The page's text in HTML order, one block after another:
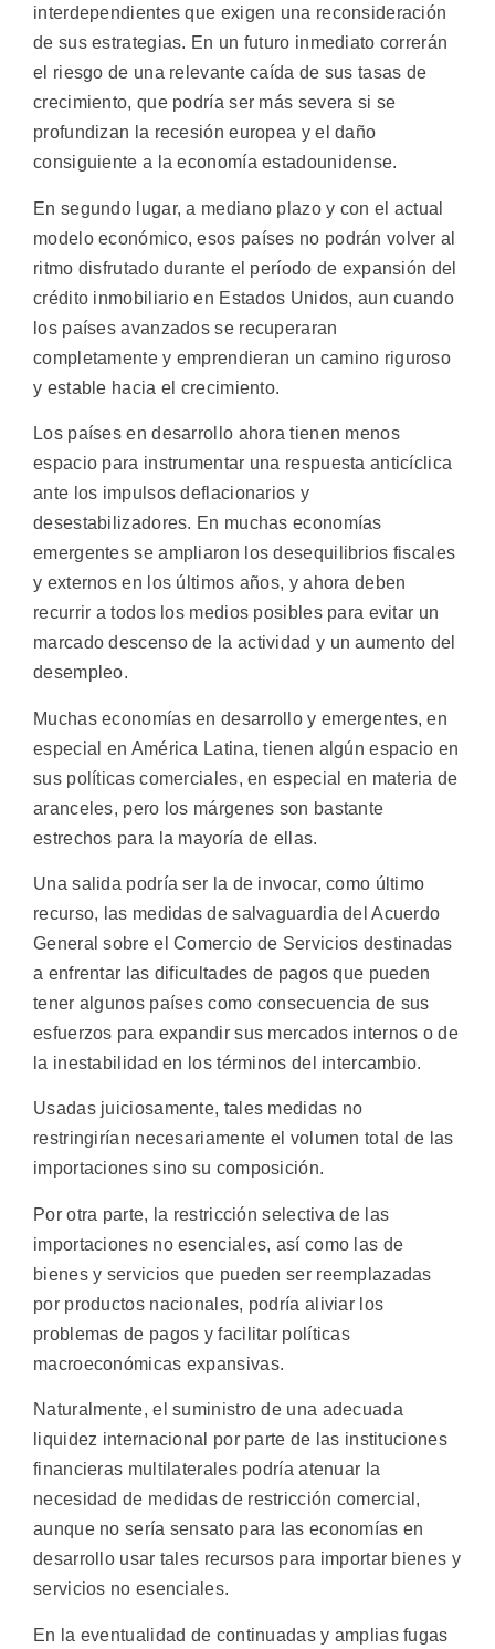
interdependientes que exigen una reconsideración
de sus estrategias. En un futuro inmediato correrán
el riesgo de una relevante caída de sus tasas de
crecimiento, que podría ser más severa si se
profundizan la recesión europea y el daño
consiguiente a la economía estadounidense.
En segundo lugar, a mediano plazo y con el actual
modelo económico, esos países no podrán volver al
ritmo disfrutado durante el período de expansión del
crédito inmobiliario en Estados Unidos, aun cuando
los países avanzados se recuperaran
completamente y emprendieran un camino riguroso
y estable hacia el crecimiento.
Los países en desarrollo ahora tienen menos
espacio para instrumentar una respuesta anticíclica
ante los impulsos deflacionarios y
desestabilizadores. En muchas economías
emergentes se ampliaron los desequilibrios fiscales
y externos en los últimos años, y ahora deben
recurrir a todos los medios posibles para evitar un
marcado descenso de la actividad y un aumento del
desempleo.
Muchas economías en desarrollo y emergentes, en
especial en América Latina, tienen algún espacio en
sus políticas comerciales, en especial en materia de
aranceles, pero los márgenes son bastante
estrechos para la mayoría de ellas.
Una salida podría ser la de invocar, como último
recurso, las medidas de salvaguardia del Acuerdo
General sobre el Comercio de Servicios destinadas
a enfrentar las dificultades de pagos que pueden
tener algunos países como consecuencia de sus
esfuerzos para expandir sus mercados internos o de
la inestabilidad en los términos del intercambio.
Usadas juiciosamente, tales medidas no
restringirían necesariamente el volumen total de las
importaciones sino su composición.
Por otra parte, la restricción selectiva de las
importaciones no esenciales, así como las de
bienes y servicios que pueden ser reemplazadas
por productos nacionales, podría aliviar los
problemas de pagos y facilitar políticas
macroeconómicas expansivas.
Naturalmente, el suministro de una adecuada
liquidez internacional por parte de las instituciones
financieras multilaterales podría atenuar la
necesidad de medidas de restricción comercial,
aunque no sería sensato para las economías en
desarrollo usar tales recursos para importar bienes y
servicios no esenciales.
En la eventualidad de continuadas y amplias fugas